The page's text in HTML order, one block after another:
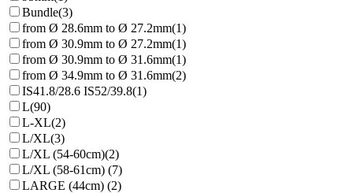
Bundle(3)
from Ø 28.6mm to Ø 27.2mm(1)
from Ø 30.9mm to Ø 27.2mm(1)
from Ø 30.9mm to Ø 31.6mm(1)
from Ø 34.9mm to Ø 31.6mm(2)
IS41.8/28.6 IS52/39.8(1)
L(90)
L-XL(2)
L/XL(3)
L/XL (54-60cm)(2)
L/XL (58-61cm) (7)
LARGE (44cm) (2)